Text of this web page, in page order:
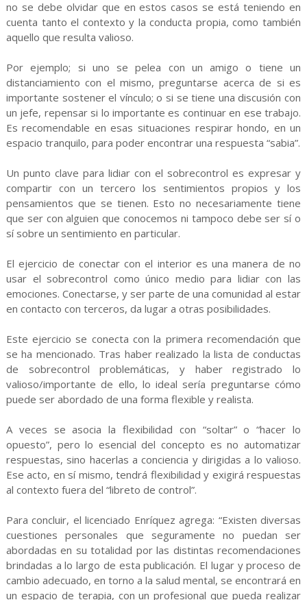
no se debe olvidar que en estos casos se está teniendo en
cuenta tanto el contexto y la conducta propia, como también
aquello que resulta valioso.
Por ejemplo; si uno se pelea con un amigo o tiene un
distanciamiento con el mismo, preguntarse acerca de si es
importante sostener el vínculo; o si se tiene una discusión con
un jefe, repensar si lo importante es continuar en ese trabajo.
Es recomendable en esas situaciones respirar hondo, en un
espacio tranquilo, para poder encontrar una respuesta “sabia”.
Un punto clave para lidiar con el sobrecontrol es expresar y
compartir con un tercero los sentimientos propios y los
pensamientos que se tienen. Esto no necesariamente tiene
que ser con alguien que conocemos ni tampoco debe ser sí o
sí sobre un sentimiento en particular.
El ejercicio de conectar con el interior es una manera de no
usar el sobrecontrol como único medio para lidiar con las
emociones. Conectarse, y ser parte de una comunidad al estar
en contacto con terceros, da lugar a otras posibilidades.
Este ejercicio se conecta con la primera recomendación que
se ha mencionado. Tras haber realizado la lista de conductas
de sobrecontrol problemáticas, y haber registrado lo
valioso/importante de ello, lo ideal sería preguntarse cómo
puede ser abordado de una forma flexible y realista.
A veces se asocia la flexibilidad con “soltar” o “hacer lo
opuesto”, pero lo esencial del concepto es no automatizar
respuestas, sino hacerlas a conciencia y dirigidas a lo valioso.
Ese acto, en sí mismo, tendrá flexibilidad y exigirá respuestas
al contexto fuera del “libreto de control”.
Para concluir, el licenciado Enríquez agrega: “Existen diversas
cuestiones personales que seguramente no puedan ser
abordadas en su totalidad por las distintas recomendaciones
brindadas a lo largo de esta publicación. El lugar y proceso de
cambio adecuado, en torno a la salud mental, se encontrará en
un espacio de terapia, con un profesional que pueda realizar